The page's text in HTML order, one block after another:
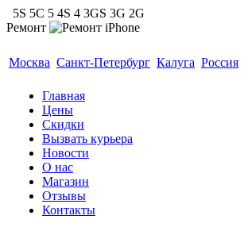
5S 5C 5 4S 4 3GS 3G 2G
Ремонт
Москва Санкт-Петербург Калуга Россия
Главная
Цены
Скидки
Вызвать курьера
Новости
О нас
Магазин
Отзывы
Контакты